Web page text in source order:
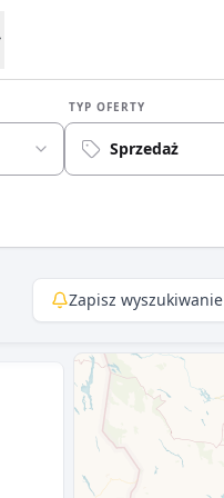
TYP OFERTY
Sprzedaż
Zapisz wyszukiwanie